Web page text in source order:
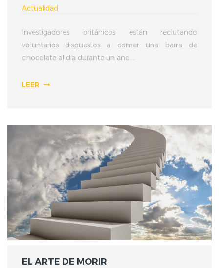
Actualidad
Investigadores británicos están reclutando
voluntarios dispuestos a comer una barra de
chocolate al día durante un año....
LEER
EL ARTE DE MORIR